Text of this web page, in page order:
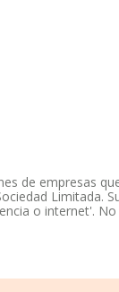
de empresas
Limitada.
o internet'. No